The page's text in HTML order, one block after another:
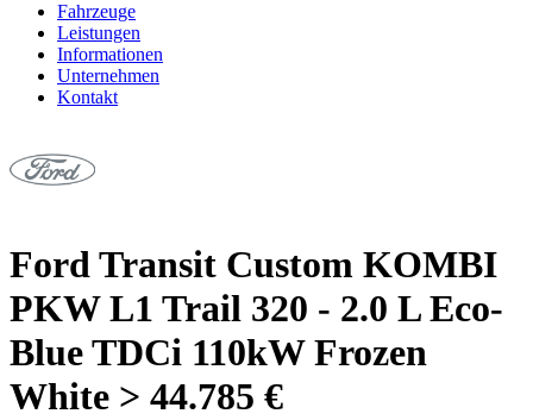
Fahrzeuge
Leistungen
Informationen
Unternehmen
Kontakt
Ford Transit Custom KOMBI
PKW L1 Trail 320 - 2.0 L Eco-
Blue TDCi 110kW Frozen
White > 44.785 €